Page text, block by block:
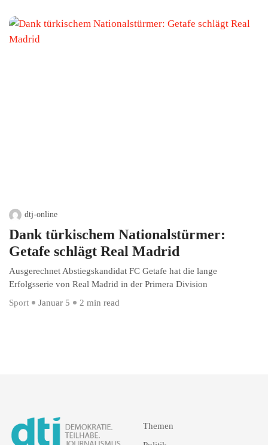
dtj-online
Dank türkischem Nationalstürmer:
Getafe schlägt Real Madrid
Ausgerechnet Abstiegskandidat FC Getafe hat die lange
Erfolgsserie von Real Madrid in der Primera Division
Sport
Januar 5 2 min read
Themen